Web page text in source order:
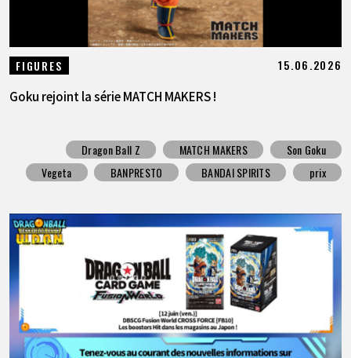
FIGURES 15.06.2026
Goku rejoint la série MATCH MAKERS !
Dragon Ball Z MATCH MAKERS
Son Goku
Vegeta
BANPRESTO BANDAI SPIRITS prix